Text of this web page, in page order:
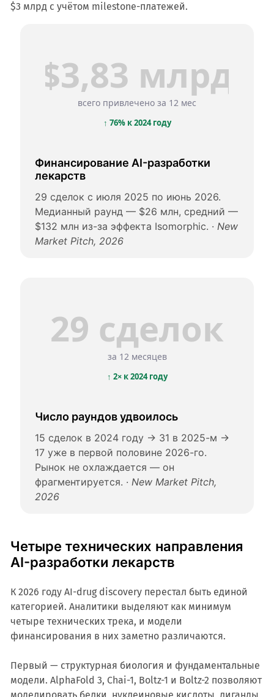
$3 млрд с учётом milestone-платежей.
$3,83 млрд
всего привлечено за 12 мес
↑ 76% к 2024 году
Финансирование AI-разработки
лекарств
29 сделок с июля 2025 по июнь 2026.
Медианный раунд — $26 млн, средний —
$132 млн из-за эффекта Isomorphic. · New
Market Pitch, 2026
29 сделок
за 12 месяцев
↑ 2× к 2024 году
Число раундов удвоилось
15 сделок в 2024 году → 31 в 2025-м →
17 уже в первой половине 2026-го.
Рынок не охлаждается — он
фрагментируется. · New Market Pitch,
2026
Четыре технических направления
AI-разработки лекарств
К 2026 году AI-drug discovery перестал быть единой
категорией. Аналитики выделяют как минимум
четыре технических трека, и модели
финансирования в них заметно различаются.
Первый — структурная биология и фундаментальные
модели. AlphaFold 3, Chai-1, Boltz-1 и Boltz-2 позволяют